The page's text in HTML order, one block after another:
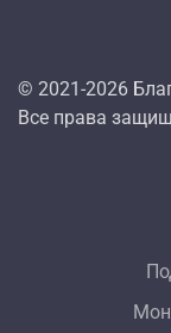
© 2021-2026
Все права